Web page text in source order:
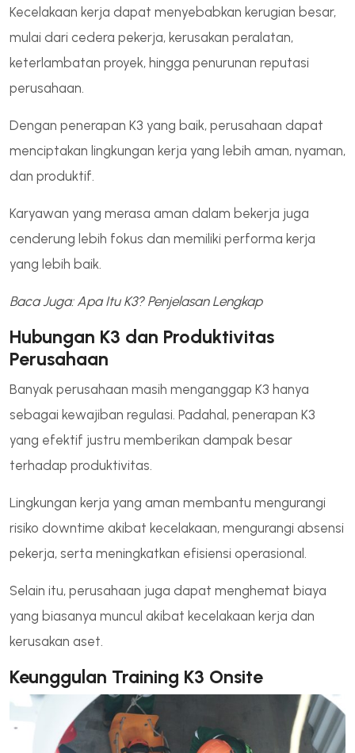
Kecelakaan kerja dapat menyebabkan kerugian besar,
mulai dari cedera pekerja, kerusakan peralatan,
keterlambatan proyek, hingga penurunan reputasi
perusahaan.
Dengan penerapan K3 yang baik, perusahaan dapat
menciptakan lingkungan kerja yang lebih aman, nyaman,
dan produktif.
Karyawan yang merasa aman dalam bekerja juga
cenderung lebih fokus dan memiliki performa kerja
yang lebih baik.
Baca Juga: Apa Itu K3? Penjelasan Lengkap
Hubungan K3 dan Produktivitas
Perusahaan
Banyak perusahaan masih menganggap K3 hanya
sebagai kewajiban regulasi. Padahal, penerapan K3
yang efektif justru memberikan dampak besar
terhadap produktivitas.
Lingkungan kerja yang aman membantu mengurangi
risiko downtime akibat kecelakaan, mengurangi absensi
pekerja, serta meningkatkan efisiensi operasional.
Selain itu, perusahaan juga dapat menghemat biaya
yang biasanya muncul akibat kecelakaan kerja dan
kerusakan aset.
Keunggulan Training K3 Onsite